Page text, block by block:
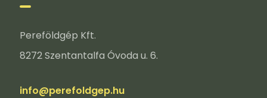
Pereföldgép Kft.
8272 Szentantalfa Óvoda u. 6.
info@perefoldgep.hu